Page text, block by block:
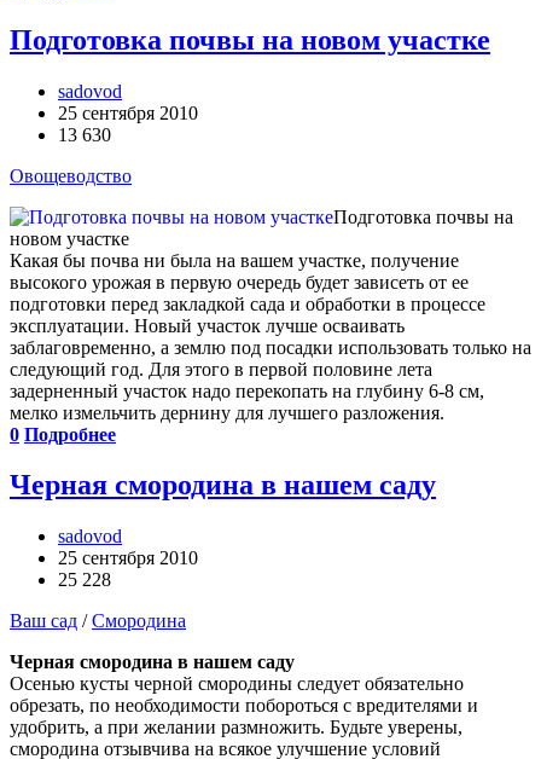
Подготовка почвы на новом участке
sadovod
25 сентября 2010
13 630
Овощеводство
Подготовка почвы на
новом участке
Какая бы почва ни была на вашем участке, получение
высокого урожая в первую очередь будет зависеть от ее
подготовки перед закладкой сада и обработки в процессе
эксплуатации. Новый участок лучше осваивать
заблаговременно, а землю под посадки использовать только на
следующий год. Для этого в первой половине лета
задерненный участок надо перекопать на глубину 6-8 см,
мелко измельчить дернину для лучшего разложения.
0 Подробнее
Черная смородина в нашем саду
sadovod
25 сентября 2010
25 228
Ваш сад /Смородина
Черная смородина в нашем саду
Осенью кусты черной смородины следует обязательно
обрезать, по необходимости побороться с вредителями и
удобрить, а при желании размножить. Будьте уверены,
смородина отзывчива на всякое улучшение условий